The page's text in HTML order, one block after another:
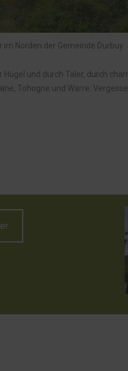
Norden der Gemeinde Durbuy.
und durch Täler, durch
Tohogne und Warre.